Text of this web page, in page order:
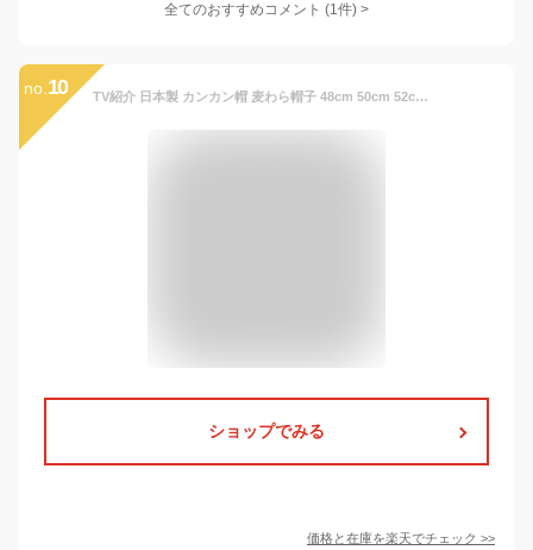
全てのおすすめコメント (1件) >
no. 10 TV紹介 日本製 カンカン帽 麦わら帽子 48cm 50cm 52cm 54cm 56cm 麦わら カンカン帽子 ホイップクリーム ベビー キッズ 女の子 男の子 ゴム付き ストロー ハット 帽子 春 夏 定番 シンプル おしゃれ かわいい【ラッピング不可】
ショップでみる
価格と在庫を楽天でチェック >>